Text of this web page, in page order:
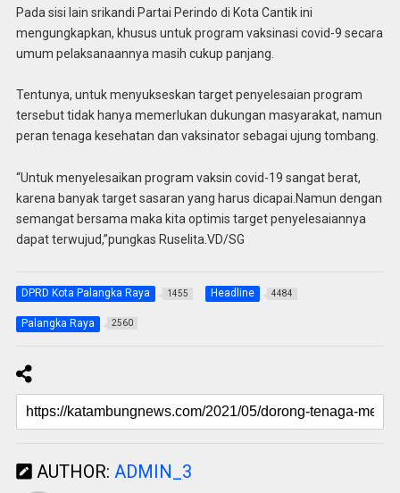
Pada sisi lain srikandi Partai Perindo di Kota Cantik ini
mengungkapkan, khusus untuk program vaksinasi covid-9 secara
umum pelaksanaannya masih cukup panjang.
Tentunya, untuk menyukseskan target penyelesaian program
tersebut tidak hanya memerlukan dukungan masyarakat, namun
peran tenaga kesehatan dan vaksinator sebagai ujung tombang.
“Untuk menyelesaikan program vaksin covid-19 sangat berat,
karena banyak target sasaran yang harus dicapai.Namun dengan
semangat bersama maka kita optimis target penyelesaiannya
dapat terwujud,”pungkas Ruselita.VD/SG
DPRD Kota Palangka Raya 1455 Headline 4484
Palangka Raya 2560
AUTHOR: ADMIN_3